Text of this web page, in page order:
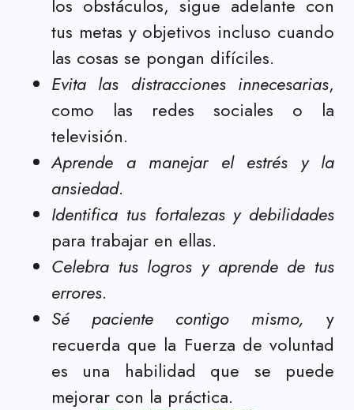
los obstáculos, sigue adelante con
tus metas y objetivos incluso cuando
las cosas se pongan difíciles.
Evita las distracciones innecesarias,
como las redes sociales o la
televisión.
Aprende a manejar el estrés y la
ansiedad.
Identifica tus fortalezas y debilidades
para trabajar en ellas.
Celebra tus logros y aprende de tus
errores.
Sé paciente contigo mismo, y
recuerda que la Fuerza de voluntad
es una habilidad que se puede
mejorar con la práctica.